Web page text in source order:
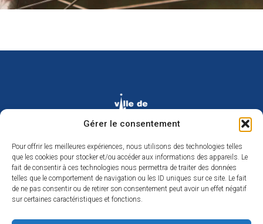
Gérer le consentement
Pour offrir les meilleures expériences, nous utilisons des technologies telles
que les cookies pour stocker et/ou accéder aux informations des appareils. Le
fait de consentir à ces technologies nous permettra de traiter des données
telles que le comportement de navigation ou les ID uniques sur ce site. Le fait
de ne pas consentir ou de retirer son consentement peut avoir un effet négatif
sur certaines caractéristiques et fonctions.
Hôtel de ville de Donges
Place Armand Morvan
BP 30
44480 Donges
02 40 45 79 79
Horaires d’ouverture